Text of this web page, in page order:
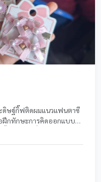
ดิษฐ์กิ๊ฟติดผมแนวแฟนตาซี
อฝึกทักษะการคิดออกแบบ
องผู้จัดทำ 4.เพื่อศึกษาการ
ป็นผลิตภัณฑ์ 5.เพื่อเป็น
ได้ในอนาคต